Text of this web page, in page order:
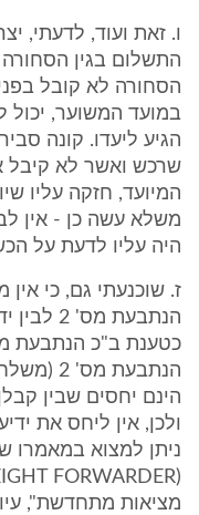
ו. זאת ועוד, לדעתי,
התשלום בגין
הסחורה לא קובל
במועד המשוער,
הגיע ליעדו. קונה
שרכש ואשר לא קיבל
המיועד, חזקה עליו
משלא עשה כן - אין
היה עליו לדעת על
ז. שוכנעתי גם, כי אין
הנתבעת
הנתבעת
הינם יחסים שבין
ולכן, אין ליחס את
ניתן למצוא במאמרו